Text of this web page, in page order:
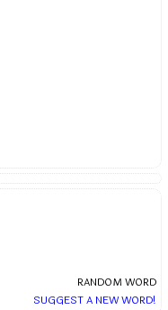
RANDOM WORD
SUGGEST A NEW WORD!